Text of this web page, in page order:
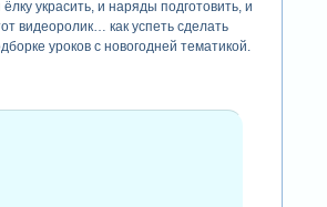
украсить, и наряды подготовить, и
видеоролик… как успеть сделать
уроков с новогодней тематикой.